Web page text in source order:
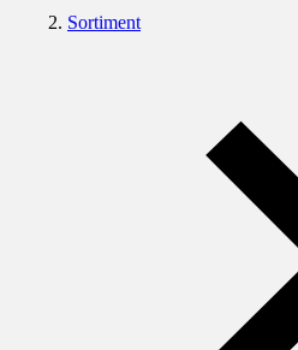
Sortiment